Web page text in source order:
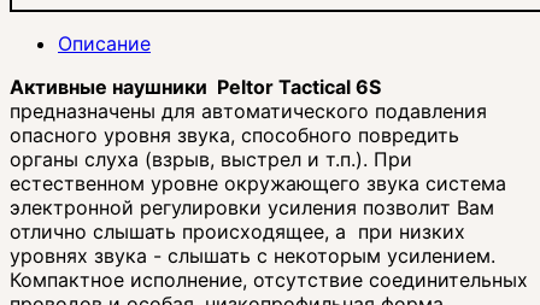
Описание
Активные наушники Peltor Tactical 6S
предназначены для автоматического подавления
опасного уровня звука, способного повредить
органы слуха (взрыв, выстрел и т.п.). При
естественном уровне окружающего звука система
электронной регулировки усиления позволит Вам
отлично слышать происходящее, а при низких
уровнях звука - слышать с некоторым усилением.
Компактное исполнение, отсутствие соединительных